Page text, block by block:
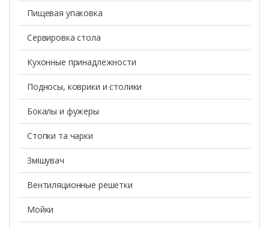
Пищевая упаковка
Сервировка стола
Кухонные принадлежности
Подносы, коврики и столики
Бокалы и фужеры
Стопки та чарки
Змішувач
Вентиляционные решетки
Мойки